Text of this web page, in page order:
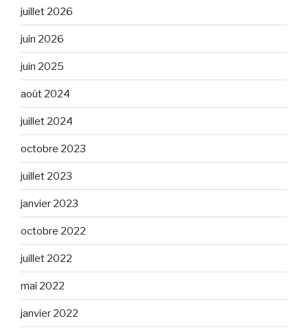
juillet 2026
juin 2026
juin 2025
août 2024
juillet 2024
octobre 2023
juillet 2023
janvier 2023
octobre 2022
juillet 2022
mai 2022
janvier 2022